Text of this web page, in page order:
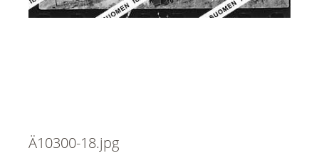
Ä10300-18.jpg